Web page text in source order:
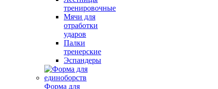
тренировочные
Мячи для
отработки
ударов
Палки
тренерские
Эспандеры
Форма для